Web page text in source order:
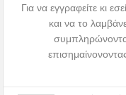
Για να εγγραφείτε κι
και να το